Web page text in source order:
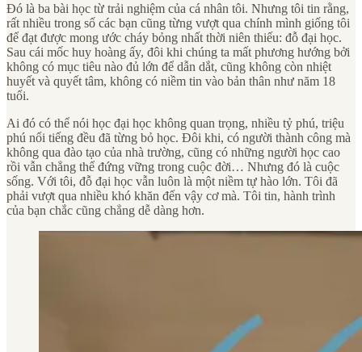
Đó là ba bài học từ trải nghiệm của cá nhân tôi. Nhưng tôi tin rằng,
rất nhiều trong số các bạn cũng từng vượt qua chính mình giống tôi
để đạt được mong ước cháy bỏng nhất thời niên thiếu: đỗ đại học.
Sau cái mốc huy hoàng ấy, đôi khi chúng ta mất phương hướng bởi
không có mục tiêu nào đủ lớn để dẫn dắt, cũng không còn nhiệt
huyết và quyết tâm, không có niềm tin vào bản thân như năm 18
tuổi.
Ai đó có thể nói học đại học không quan trọng, nhiều tỷ phú, triệu
phú nổi tiếng đều đã từng bỏ học. Đôi khi, có người thành công mà
không qua đào tạo của nhà trường, cũng có những người học cao
rồi vẫn chẳng thể đứng vững trong cuộc đời… Nhưng đó là cuộc
sống. Với tôi, đỗ đại học vẫn luôn là một niềm tự hào lớn. Tôi đã
phải vượt qua nhiều khó khăn đến vậy cơ mà. Tôi tin, hành trình
của bạn chắc cũng chẳng dễ dàng hơn.